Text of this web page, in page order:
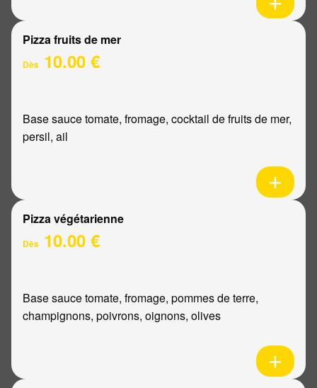
Pizza fruits de mer
Dès 10.00 €
Base sauce tomate, fromage, cocktail de fruits de mer,
persil, ail
Pizza végétarienne
Dès 10.00 €
Base sauce tomate, fromage, pommes de terre,
champignons, poivrons, oignons, olives